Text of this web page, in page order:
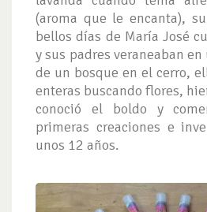
(aroma que le encanta),
bellos días de María José
y sus padres veraneaban
de un bosque en el cerro,
enteras buscando flores,
conoció el boldo y
primeras creaciones e
unos 12 años.